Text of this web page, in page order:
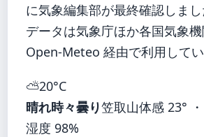
に気象編集部が最終確認しまし
データは気象庁ほか各国気象
Open-Meteo 経由で利用してい
⛅20°C
晴れ時々曇り笠取山体感 23°
湿度 98%